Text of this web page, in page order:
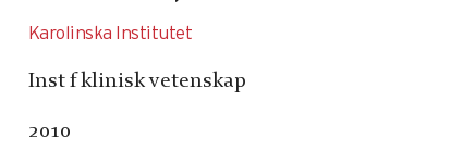
Karolinska Institutet
Inst f klinisk vetenskap
2010